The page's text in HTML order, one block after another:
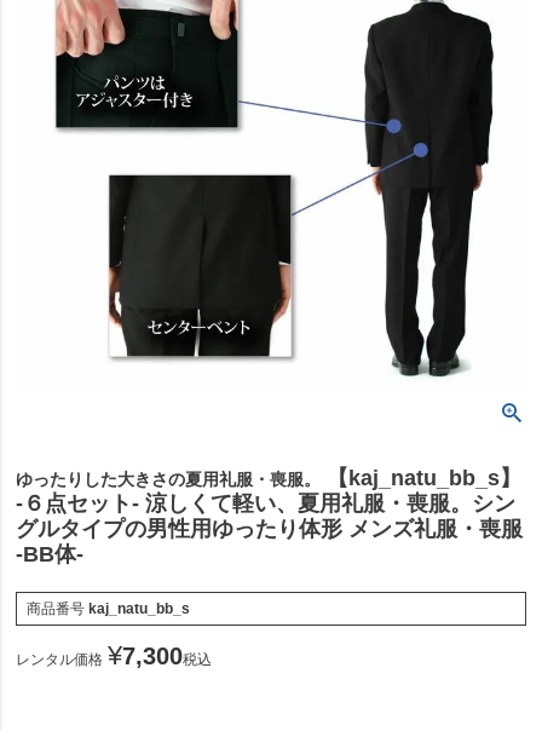
ゆったりした大きさの夏用礼服・喪服。
【kaj_natu_bb_s】
-６点セット- 涼しくて軽い、夏用礼服・喪服。シン
グルタイプの男性用ゆったり体形 メンズ礼服・喪服
-BB体-
商品番号 kaj_natu_bb_s
レンタル価格 ¥7,300税込